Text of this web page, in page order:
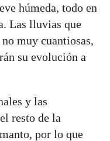
húmeda, todo en
Las lluvias que
muy cuantiosas,
su evolución a
y las
resto de la
por lo que